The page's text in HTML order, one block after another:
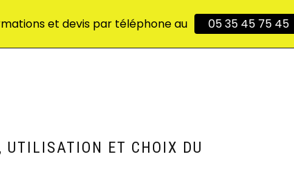
PRODUITS UTILISATIONS BLOG
ET CHOIX DU
et devis par téléphone au 05 35 45 75 45